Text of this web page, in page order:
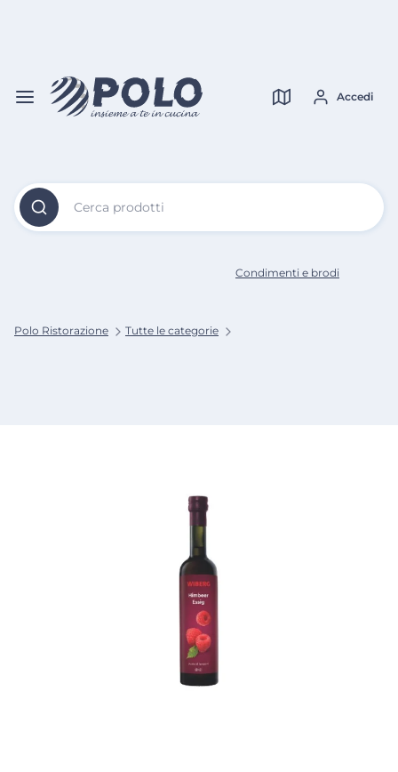
Cerca prodotti
Accedi
Polo Ristorazione Tutte le categorie
Condimenti e brodi